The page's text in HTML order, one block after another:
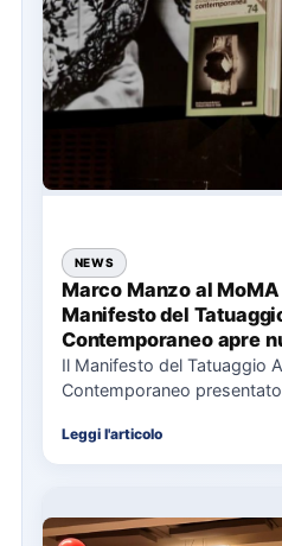
NEWS
Marco Manzo al
Manifesto del
Contemporaneo apre
per il collezionismo
Il Manifesto del Tatuaggio
Contemporaneo
Leggi l'articolo